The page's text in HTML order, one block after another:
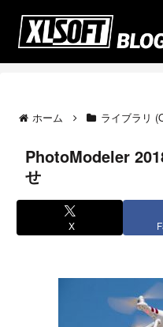
ホーム ライブラリ
PhotoModeler
せ
X